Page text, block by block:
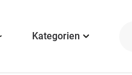
Kategorien